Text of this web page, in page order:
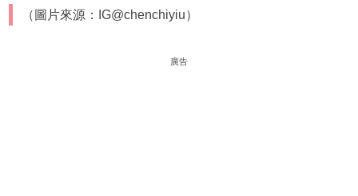
（圖片來源：IG@chenchiyiu）
廣告